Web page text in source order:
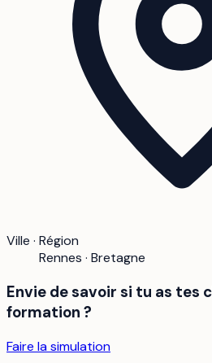
Ville · Région
Rennes · Bretagne
Envie de savoir si tu as tes
formation ?
Faire la simulation